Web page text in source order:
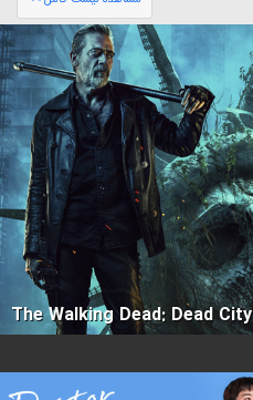
The Walking Dead: Dead City